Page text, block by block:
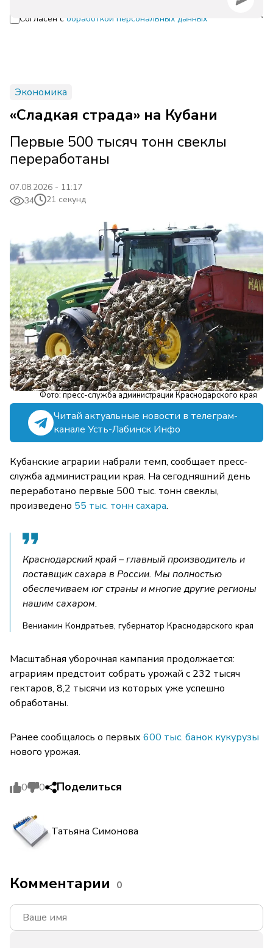
Согласен с обработкой персональных данных
Экономика
«Сладкая страда» на Кубани
Первые 500 тысяч тонн свеклы
переработаны
07.08.2026 - 11:17
34
21 секунд
Фото: пресс-служба администрации Краснодарского края
Читай актуальные новости в телеграм-
канале Усть-Лабинск Инфо
Кубанские аграрии набрали темп, сообщает пресс-
служба администрации края. На сегодняшний день
переработано первые 500 тыс. тонн свеклы,
произведено 55 тыс. тонн сахара.
Краснодарский край – главный производитель и
поставщик сахара в России. Мы полностью
обеспечиваем юг страны и многие другие регионы
нашим сахаром.
Вениамин Кондратьев, губернатор Краснодарского края
Масштабная уборочная кампания продолжается:
аграриям предстоит собрать урожай с 232 тысяч
гектаров, 8,2 тысячи из которых уже успешно
обработаны.
Ранее сообщалось о первых 600 тыс. банок кукурузы
нового урожая.
0 0 Поделиться
Татьяна Симонова
Комментарии 0